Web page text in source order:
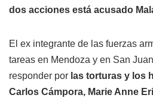
dos acciones está acusado
El ex integrante de las fuerzas
tareas en Mendoza y en San
responder por las torturas y los
Carlos Cámpora, Marie Anne